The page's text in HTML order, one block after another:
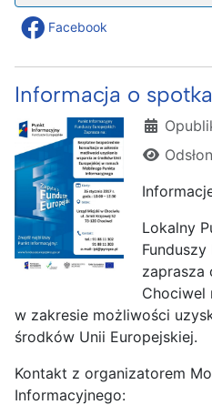
Facebook
Informacja o
Lokalny
zaprasza
Chociwel
w zakresie możliwości
środków Unii Europejskiej.
Kontakt z organizatorem
Informacyjnego: